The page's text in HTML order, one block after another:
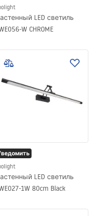
LED светиль
W CHROME
LED светиль
1W 80cm Black